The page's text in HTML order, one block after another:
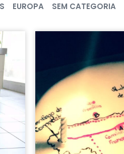
EUROPA SEM CATEGORIA